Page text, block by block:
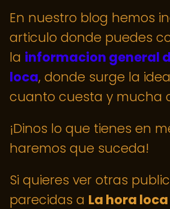
En nuestro blog hemos
articulo donde puedes
la informacion general
loca, donde surge la
cuanto cuesta y mucha
¡Dinos lo que tienes en
haremos que suceda!
Si quieres ver otras
parecidas a La hora